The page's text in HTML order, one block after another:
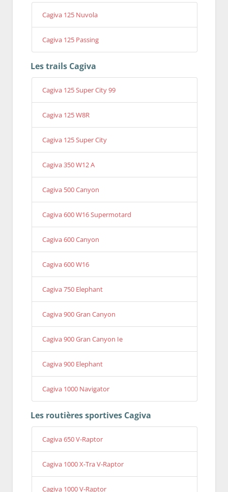
Cagiva 125 Nuvola
Cagiva 125 Passing
Les trails Cagiva
Cagiva 125 Super City 99
Cagiva 125 W8R
Cagiva 125 Super City
Cagiva 350 W12 A
Cagiva 500 Canyon
Cagiva 600 W16 Supermotard
Cagiva 600 Canyon
Cagiva 600 W16
Cagiva 750 Elephant
Cagiva 900 Gran Canyon
Cagiva 900 Gran Canyon Ie
Cagiva 900 Elephant
Cagiva 1000 Navigator
Les routières sportives Cagiva
Cagiva 650 V-Raptor
Cagiva 1000 X-Tra V-Raptor
Cagiva 1000 V-Raptor